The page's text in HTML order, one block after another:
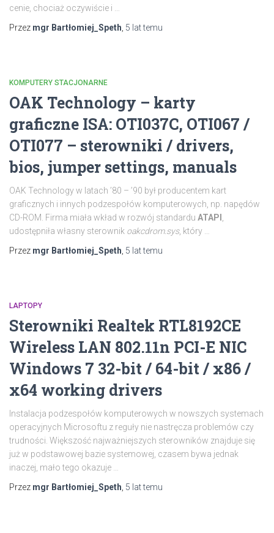
cenie, chociaż oczywiście i …
Przez mgr Bartłomiej_Speth 5 lattemu
KOMPUTERY STACJONARNE
OAK Technology – karty
graficzne ISA: OTI037C, OTI067 /
OTI077 – sterowniki / drivers,
bios, jumper settings, manuals
OAK Technology w latach ’80 – ’90 był producentem kart
graficznych i innych podzespołów komputerowych, np. napędów
CD-ROM. Firma miała wkład w rozwój standardu ATAPI
udostępniła własny sterownik oakcdrom.sys, który …
Przez mgr Bartłomiej_Speth 5 lattemu
LAPTOPY
Sterowniki Realtek RTL8192CE
Wireless LAN 802.11n PCI-E NIC
Windows 7 32-bit / 64-bit / x86 /
x64 working drivers
Instalacja podzespołów komputerowych w nowszych systemach
operacyjnych Microsoftu z reguły nie nastręcza problemów czy
trudności. Większość najważniejszych sterowników znajduje się
już w podstawowej bazie systemowej, czasem bywa jednak
inaczej, mało tego okazuje …
Przez mgr Bartłomiej_Speth 5 lattemu